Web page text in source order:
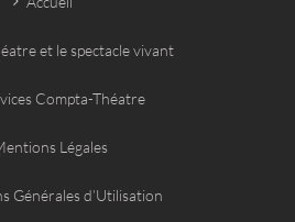
et le spectacle vivant
Compta-Théatre
Légales
Générales d’Utilisation